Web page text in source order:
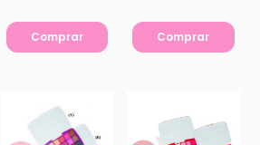
Comprar Comprar